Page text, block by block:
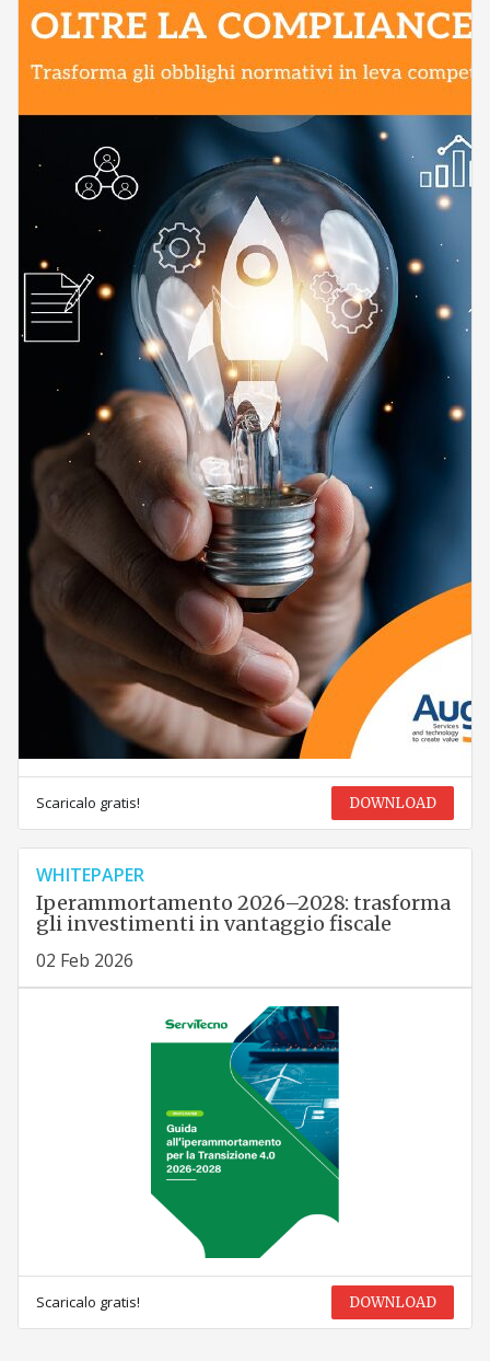
Scaricalo gratis! DOWNLOAD
WHITEPAPER
Iperammortamento 2026–2028: trasforma
gli investimenti in vantaggio fiscale
02 Feb 2026
Scaricalo gratis! DOWNLOAD